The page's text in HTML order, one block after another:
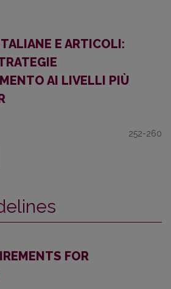
E ARTICOLI:
AI LIVELLI PIÙ
252-260
FOR